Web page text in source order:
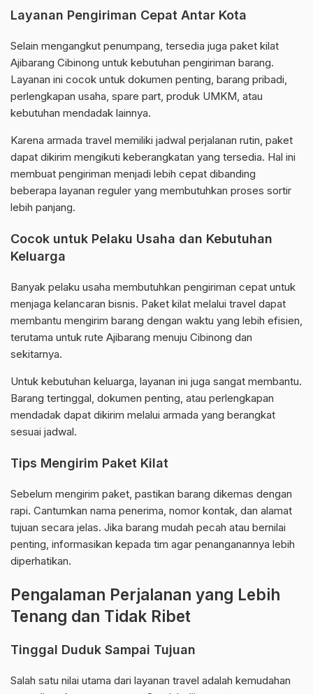
Layanan Pengiriman Cepat Antar Kota
Selain mengangkut penumpang, tersedia juga paket kilat
Ajibarang Cibinong untuk kebutuhan pengiriman barang.
Layanan ini cocok untuk dokumen penting, barang pribadi,
perlengkapan usaha, spare part, produk UMKM, atau
kebutuhan mendadak lainnya.
Karena armada travel memiliki jadwal perjalanan rutin, paket
dapat dikirim mengikuti keberangkatan yang tersedia. Hal ini
membuat pengiriman menjadi lebih cepat dibanding
beberapa layanan reguler yang membutuhkan proses sortir
lebih panjang.
Cocok untuk Pelaku Usaha dan Kebutuhan
Keluarga
Banyak pelaku usaha membutuhkan pengiriman cepat untuk
menjaga kelancaran bisnis. Paket kilat melalui travel dapat
membantu mengirim barang dengan waktu yang lebih efisien,
terutama untuk rute Ajibarang menuju Cibinong dan
sekitarnya.
Untuk kebutuhan keluarga, layanan ini juga sangat membantu.
Barang tertinggal, dokumen penting, atau perlengkapan
mendadak dapat dikirim melalui armada yang berangkat
sesuai jadwal.
Tips Mengirim Paket Kilat
Sebelum mengirim paket, pastikan barang dikemas dengan
rapi. Cantumkan nama penerima, nomor kontak, dan alamat
tujuan secara jelas. Jika barang mudah pecah atau bernilai
penting, informasikan kepada tim agar penanganannya lebih
diperhatikan.
Pengalaman Perjalanan yang Lebih
Tenang dan Tidak Ribet
Tinggal Duduk Sampai Tujuan
Salah satu nilai utama dari layanan travel adalah kemudahan